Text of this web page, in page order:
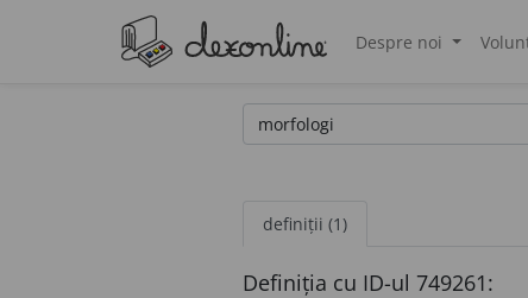
Despre noi
definiții (1)
Definiția cu ID-ul 749261: